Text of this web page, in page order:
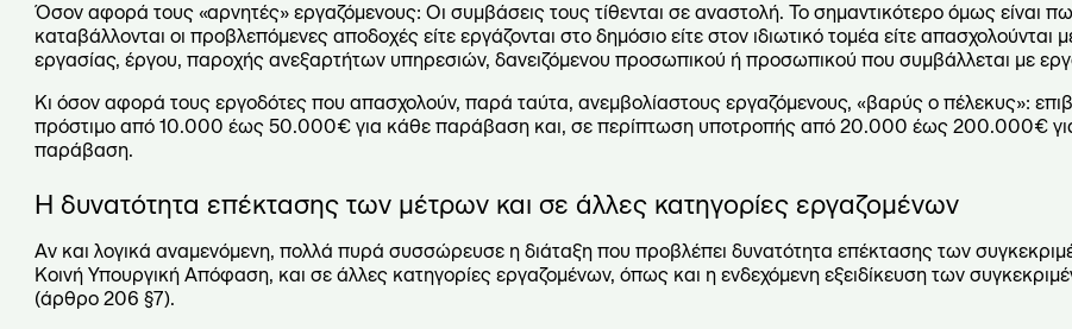
Όσον αφορά τους «αρνητές» εργαζόμενους: Οι συμβάσεις τους τίθενται σε αναστολή. Το σημαντικότερο όμως είναι
καταβάλλονται οι προβλεπόμενες αποδοχές είτε εργάζονται στο δημόσιο είτε στον ιδιωτικό τομέα είτε απασχολούνται
εργασίας, έργου, παροχής ανεξαρτήτων υπηρεσιών, δανειζόμενου προσωπικού ή προσωπικού που συμβάλλεται με
Κι όσον αφορά τους εργοδότες που απασχολούν, παρά ταύτα, ανεμβολίαστους εργαζόμενους, «βαρύς ο πέλεκυς»:
πρόστιμο από 10.000 έως 50.000€ για κάθε παράβαση και, σε περίπτωση υποτροπής από 20.000 έως 200.000€
παράβαση.
Η δυνατότητα επέκτασης των μέτρων και σε άλλες κατηγορίες εργαζομένων
Αν και λογικά αναμενόμενη, πολλά πυρά συσσώρευσε η διάταξη που προβλέπει δυνατότητα επέκτασης των
Κοινή Υπουργική Απόφαση, και σε άλλες κατηγορίες εργαζομένων, όπως και η ενδεχόμενη εξειδίκευση των
(άρθρο 206 §7).